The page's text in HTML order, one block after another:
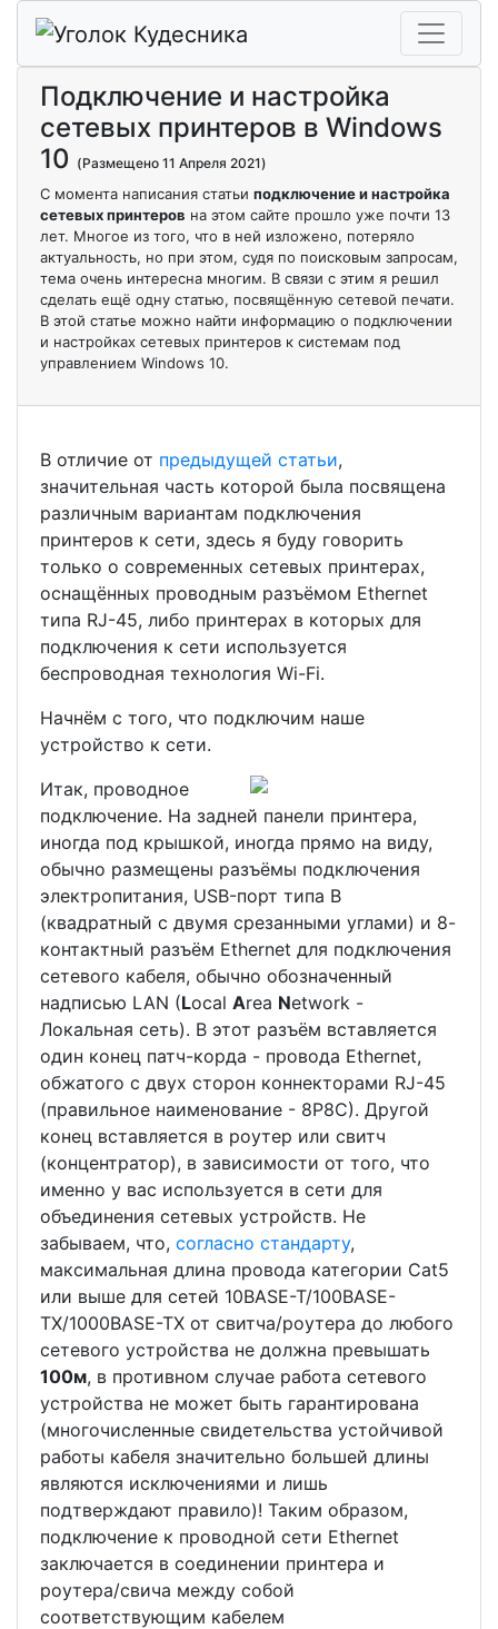
Подключение и настройка
сетевых принтеров в Windows
10 (Размещено 11 Апреля 2021)
С момента написания статьи подключение и настройка
сетевых принтеров на этом сайте прошло уже почти 13
лет. Многое из того, что в ней изложено, потеряло
актуальность, но при этом, судя по поисковым запросам,
тема очень интересна многим. В связи с этим я решил
сделать ещё одну статью, посвящённую сетевой печати.
В этой статье можно найти информацию о подключении
и настройках сетевых принтеров к системам под
управлением Windows 10.
В отличие от предыдущей статьи,
значительная часть которой была посвящена
различным вариантам подключения
принтеров к сети, здесь я буду говорить
только о современных сетевых принтерах,
оснащённых проводным разъёмом Ethernet
типа RJ-45, либо принтерах в которых для
подключения к сети используется
беспроводная технология Wi-Fi.
Начнём с того, что подключим наше
устройство к сети.
Итак, проводное
подключение. На задней панели принтера,
иногда под крышкой, иногда прямо на виду,
обычно размещены разъёмы подключения
электропитания, USB-порт типа B
(квадратный с двумя срезанными углами) и 8-
контактный разъём Ethernet для подключения
сетевого кабеля, обычно обозначенный
надписью LAN (Local Area Network -
Локальная сеть). В этот разъём вставляется
один конец патч-корда - провода Ethernet,
обжатого с двух сторон коннекторами RJ-45
(правильное наименование - 8P8C). Другой
конец вставляется в роутер или свитч
(концентратор), в зависимости от того, что
именно у вас используется в сети для
объединения сетевых устройств. Не
забываем, что, согласно стандарту,
максимальная длина провода категории Cat5
или выше для сетей 10BASE-T/100BASE-
TX/1000BASE-TX от свитча/роутера до любого
сетевого устройства не должна превышать
100м, в противном случае работа сетевого
устройства не может быть гарантирована
(многочисленные свидетельства устойчивой
работы кабеля значительно большей длины
являются исключениями и лишь
подтверждают правило)! Таким образом,
подключение к проводной сети Ethernet
заключается в соединении принтера и
роутера/свича между собой
соответствующим кабелем